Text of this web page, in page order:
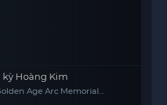
kỳ Hoàng Kim
Age Arc Memorial